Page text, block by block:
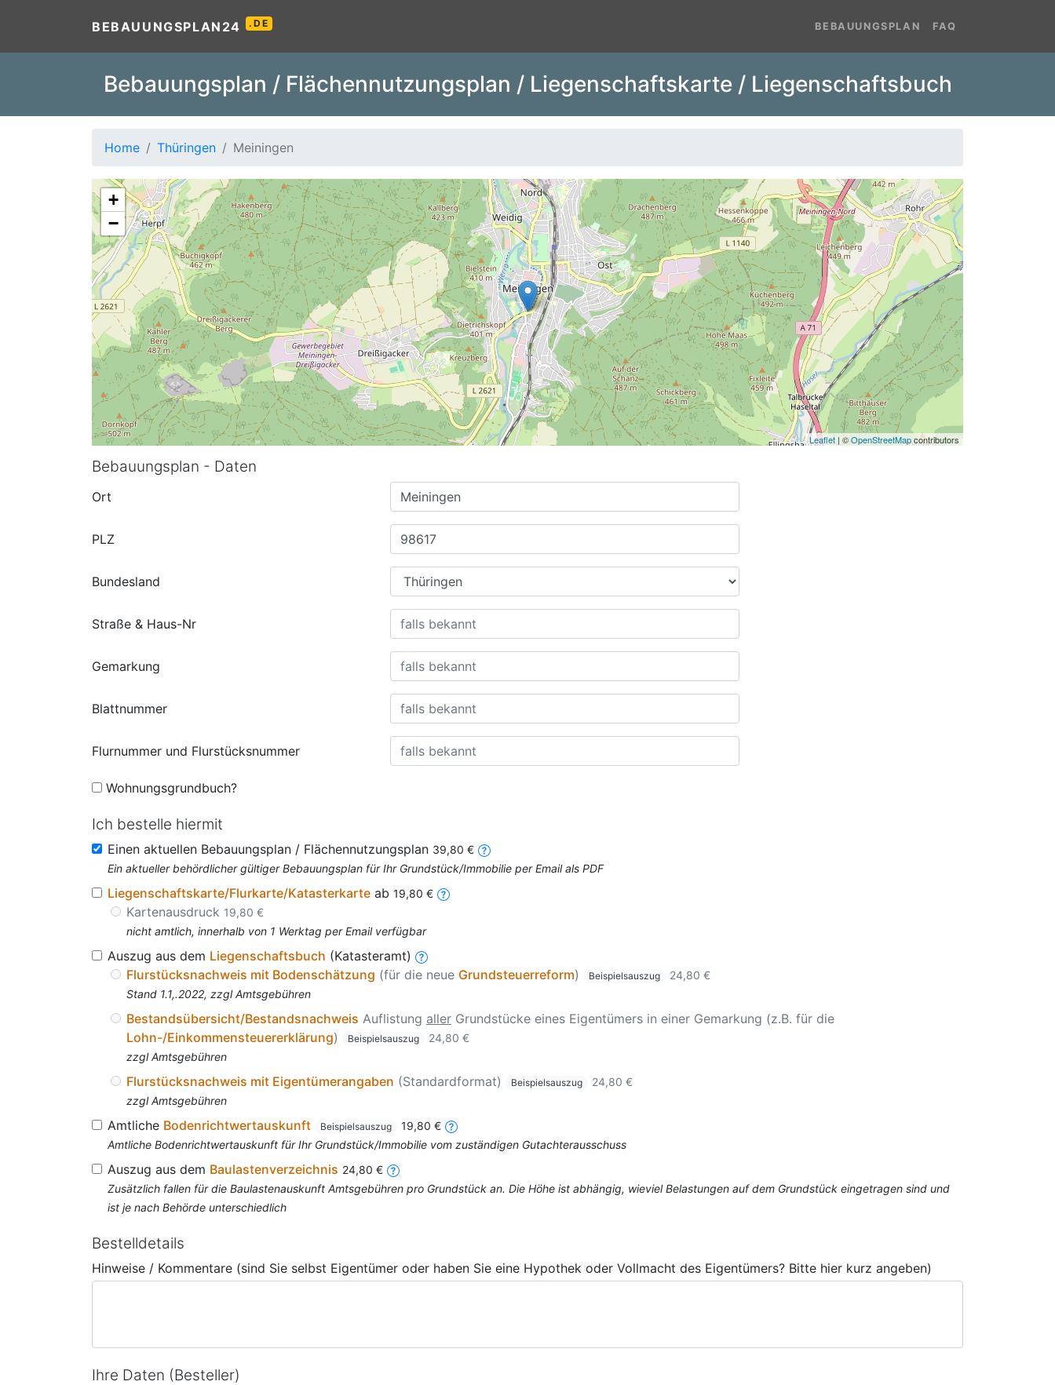
BEBAUUNGSPLAN24 .DE BEBAUUNGSPLAN FAQ
Bebauungsplan / Flächennutzungsplan / Liegenschaftskarte / Liegenschaftsbuch
Home Thüringen Meiningen
+
−
Leaflet | ©OpenStreetMapcontributors
Bebauungsplan - Daten
Ort
PLZ
Bundesland
Straße & Haus-Nr
Gemarkung
Blattnummer
Flurnummer und Flurstücksnummer
Wohnungsgrundbuch?
Ich bestelle hiermit
Einen aktuellen Bebauungsplan / Flächennutzungsplan 39,80 €
Ein aktueller behördlicher gültiger Bebauungsplan für Ihr Grundstück/Immobilie per Email als PDF
Liegenschaftskarte/Flurkarte/Katasterkarte ab 19,80 €
Kartenausdruck 19,80 €
nicht amtlich, innerhalb von 1 Werktag per Email verfügbar
Auszug aus dem Liegenschaftsbuch (Katasteramt)
Flurstücksnachweis mit Bodenschätzung (für die neue Grundsteuerreform) Beispielsauszug
24,80 €
Stand 1.1,.2022, zzgl Amtsgebühren
Bestandsübersicht/Bestandsnachweis Auflistung aller Grundstücke eines Eigentümers in einer Gemarkung (z.B. für die
Lohn-/Einkommensteuererklärung) Beispielsauszug
24,80 €
zzgl Amtsgebühren
Flurstücksnachweis mit Eigentümerangaben (Standardformat) Beispielsauszug
24,80 €
zzgl Amtsgebühren
Amtliche Bodenrichtwertauskunft Beispielsauszug
19,80 €
Amtliche Bodenrichtwertauskunft für Ihr Grundstück/Immobilie vom zuständigen Gutachterausschuss
Auszug aus dem Baulastenverzeichnis 24,80 €
Zusätzlich fallen für die Baulastenauskunft Amtsgebühren pro Grundstück an. Die Höhe ist abhängig, wieviel Belastungen auf dem Grundstück eingetragen sind und
ist je nach Behörde unterschiedlich
Bestelldetails
Hinweise / Kommentare (sind Sie selbst Eigentümer oder haben Sie eine Hypothek oder Vollmacht des Eigentümers? Bitte hier kurz angeben)
Ihre Daten (Besteller)